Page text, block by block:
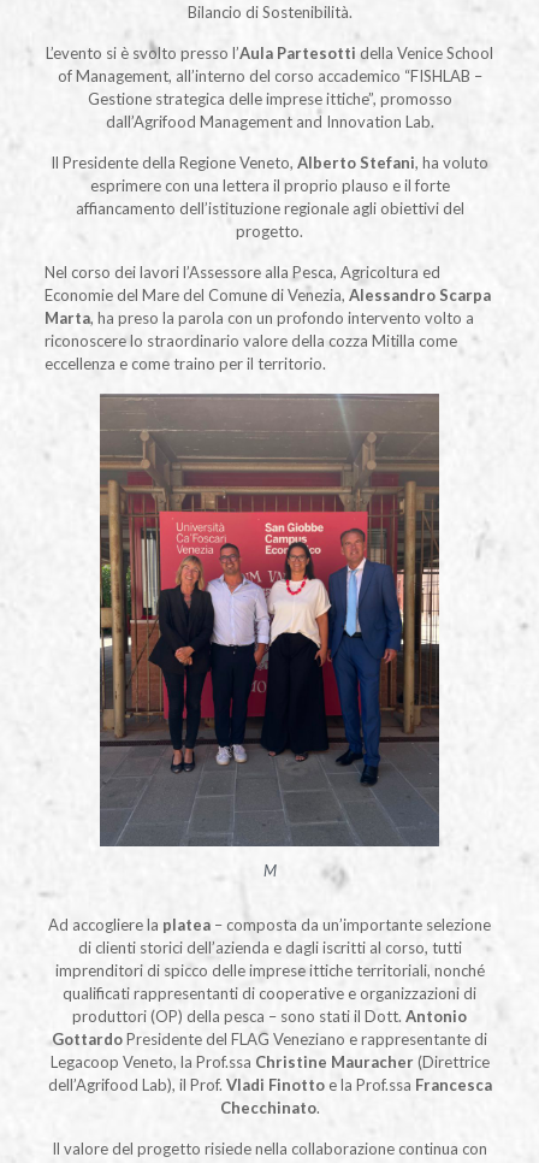
Bilancio di Sostenibilità.
L’evento si è svolto presso l’Aula Partesotti della Venice School
of Management, all’interno del corso accademico “FISHLAB –
Gestione strategica delle imprese ittiche”, promosso
dall’Agrifood Management and Innovation Lab.
Il Presidente della Regione Veneto, Alberto Stefani, ha voluto
esprimere con una lettera il proprio plauso e il forte
affiancamento dell’istituzione regionale agli obiettivi del
progetto.
Nel corso dei lavori l’Assessore alla Pesca, Agricoltura ed
Economie del Mare del Comune di Venezia, Alessandro Scarpa
Marta, ha preso la parola con un profondo intervento volto a
riconoscere lo straordinario valore della cozza Mitilla come
eccellenza e come traino per il territorio.
M
Ad accogliere la platea – composta da un’importante selezione
di clienti storici dell’azienda e dagli iscritti al corso, tutti
imprenditori di spicco delle imprese ittiche territoriali, nonché
qualificati rappresentanti di cooperative e organizzazioni di
produttori (OP) della pesca – sono stati il Dott. Antonio
GottardoPresidente del FLAG Veneziano e rappresentante di
Legacoop Veneto, la Prof.ssa Christine Mauracher(Direttrice
dell’Agrifood Lab), il Prof. Vladi Finottoe la Prof.ssa Francesca
Checchinato.
Il valore del progetto risiede nella collaborazione continua con